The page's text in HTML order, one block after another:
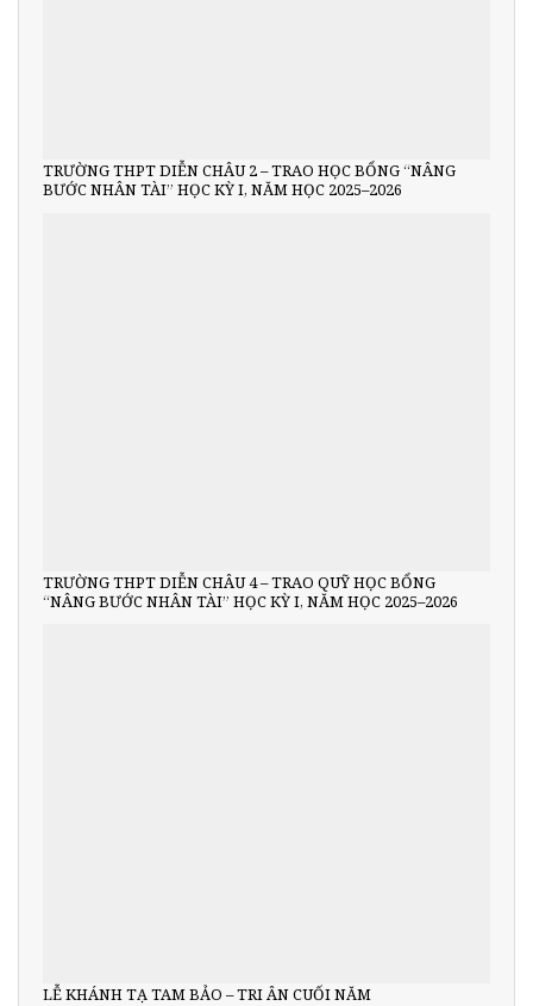
TRƯỜNG THPT DIỄN CHÂU 2 – TRAO HỌC BỔNG “NÂNG
BƯỚC NHÂN TÀI” HỌC KỲ I, NĂM HỌC 2025–2026
TRƯỜNG THPT DIỄN CHÂU 4 – TRAO QUỸ HỌC BỔNG
“NÂNG BƯỚC NHÂN TÀI” HỌC KỲ I, NĂM HỌC 2025–2026
LỄ KHÁNH TẠ TAM BẢO – TRI ÂN CUỐI NĂM